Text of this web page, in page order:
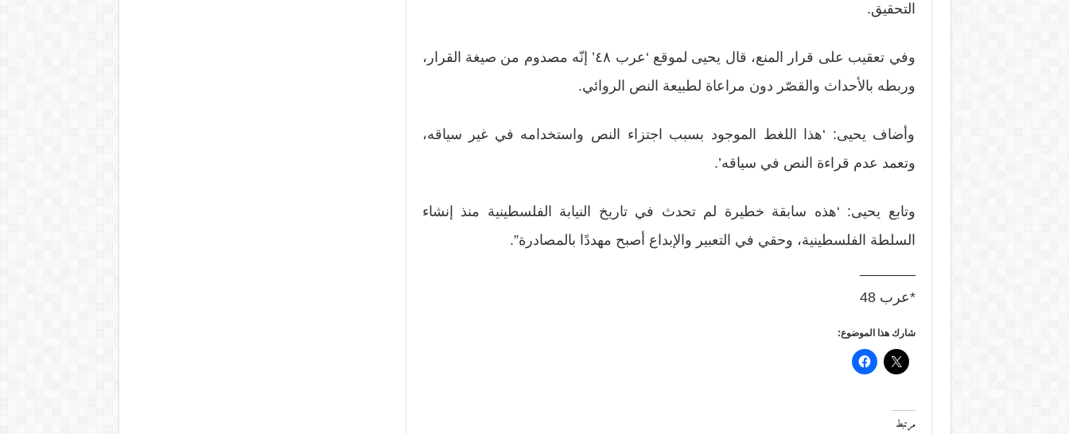
التحقيق.
وفي تعقيب على قرار المنع، قال يحيى لموقع ‘عرب ٤٨’ إنّه مصدوم من صيغة القرار،
وربطه بالأحداث والقصّر دون مراعاة لطبيعة النص الروائي.
وأضاف يحيى: ‘هذا اللغط الموجود بسبب اجتزاء النص واستخدامه في غير سياقه،
وتعمد عدم قراءة النص في سياقه’.
وتابع يحيى: ‘هذه سابقة خطيرة لم تحدث في تاريخ النيابة الفلسطينية منذ إنشاء
السلطة الفلسطينية، وحقي في التعبير والإبداع أصبح مهددًا بالمصادرة”.
*عرب 48
شارك هذا الموضوع:
مرتبط